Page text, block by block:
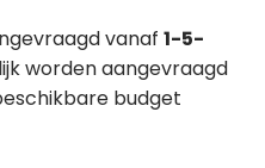
vanaf 1-5-
worden aangevraagd
budget